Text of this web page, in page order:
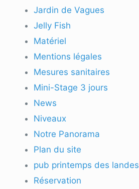
Jardin de Vagues
Jelly Fish
Matériel
Mentions légales
Mesures sanitaires
Mini-Stage 3 jours
News
Niveaux
Notre Panorama
Plan du site
pub printemps des landes
Réservation